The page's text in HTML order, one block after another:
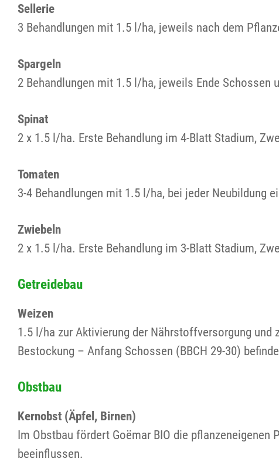
Sellerie
3 Behandlungen mit 1.5 l/ha, jeweils nach dem
Spargeln
2 Behandlungen mit 1.5 l/ha, jeweils Ende Schossen
Spinat
2 x 1.5 l/ha. Erste Behandlung im 4-Blatt Stadium,
Tomaten
3-4 Behandlungen mit 1.5 l/ha, bei jeder Neubildung
Zwiebeln
2 x 1.5 l/ha. Erste Behandlung im 3-Blatt Stadium,
Getreidebau
Weizen
1.5 l/ha zur Aktivierung der Nährstoffversorgung und
Bestockung – Anfang Schossen (BBCH 29-30)
Obstbau
Kernobst (Äpfel, Birnen)
Im Obstbau fördert Goëmar BIO die
beeinflussen.